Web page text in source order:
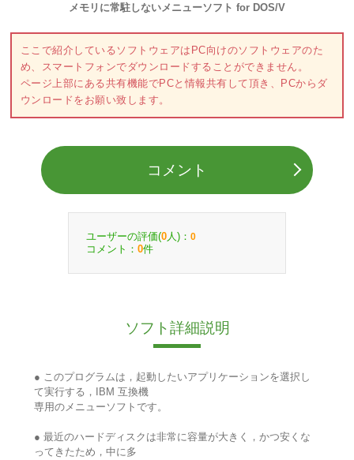
メモリに常駐しないメニューソフト for DOS/V
ここで紹介しているソフトウェアはPC向けのソフトウェアのた
め、スマートフォンでダウンロードすることができません。
ページ上部にある共有機能でPCと情報共有して頂き、PCからダ
ウンロードをお願い致します。
コメント
ユーザーの評価(0 人)： 0
コメント： 0件
ソフト詳細説明
● このプログラムは，起動したいアプリケーションを選択し
て実行する，IBM 互換機
専用のメニューソフトです。
● 最近のハードディスクは非常に容量が大きく，かつ安くな
ってきたため，中に多